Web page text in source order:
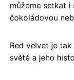
můžeme setkat i
čokoládovou
Red velvet je
světě a jeho